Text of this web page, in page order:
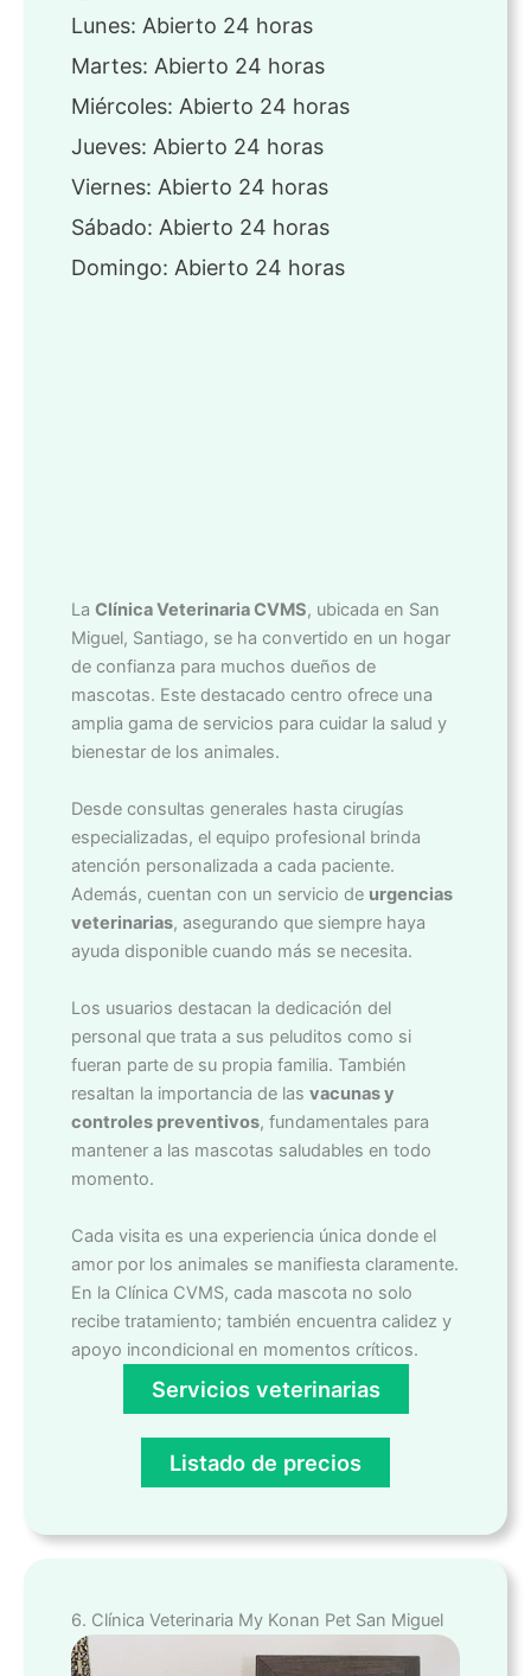
Lunes: Abierto 24 horas
Martes: Abierto 24 horas
Miércoles: Abierto 24 horas
Jueves: Abierto 24 horas
Viernes: Abierto 24 horas
Sábado: Abierto 24 horas
Domingo: Abierto 24 horas
La Clínica Veterinaria CVMS, ubicada en San
Miguel, Santiago, se ha convertido en un hogar
de confianza para muchos dueños de
mascotas. Este destacado centro ofrece una
amplia gama de servicios para cuidar la salud y
bienestar de los animales.
Desde consultas generales hasta cirugías
especializadas, el equipo profesional brinda
atención personalizada a cada paciente.
Además, cuentan con un servicio de urgencias
veterinarias, asegurando que siempre haya
ayuda disponible cuando más se necesita.
Los usuarios destacan la dedicación del
personal que trata a sus peluditos como si
fueran parte de su propia familia. También
resaltan la importancia de las vacunas y
controles preventivos, fundamentales para
mantener a las mascotas saludables en todo
momento.
Cada visita es una experiencia única donde el
amor por los animales se manifiesta claramente.
En la Clínica CVMS, cada mascota no solo
recibe tratamiento; también encuentra calidez y
apoyo incondicional en momentos críticos.
Servicios veterinarias
Listado de precios
6. Clínica Veterinaria My Konan Pet San Miguel